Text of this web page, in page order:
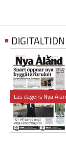
Läs dagens Nya